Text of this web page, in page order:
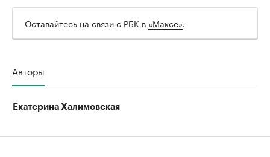
Оставайтесь на связи с РБК в «Максе».
Авторы
Екатерина Халимовская